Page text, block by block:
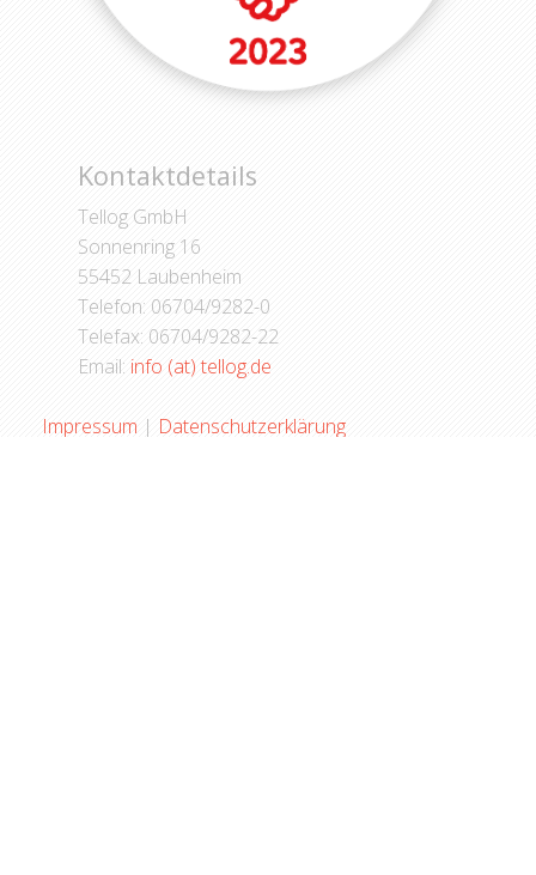
Kontaktdetails
Tellog GmbH
Sonnenring 16
55452 Laubenheim
Telefon: 06704/9282-0
Telefax: 06704/9282-22
Email: info (at) tellog.de
Impressum | Datenschutzerklärung